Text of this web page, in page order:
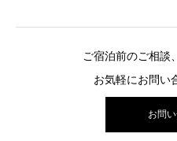
ご宿泊前のご相談
お気軽にお問い
お問